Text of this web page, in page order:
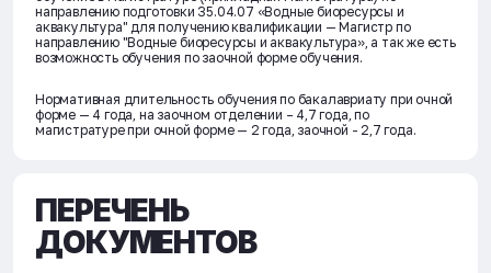
направлению подготовки 35.04.07 «Водные биоресурсы и
аквакультура" для получению квалификации — Магистр по
направлению "Водные биоресурсы и аквакультура», а так же есть
возможность обучения по заочной форме обучения.
Нормативная длительность обучения по бакалавриату при очной
форме — 4 года, на заочном отделении – 4,7 года, по
магистратуре при очной форме — 2 года, заочной - 2,7 года.
ПЕРЕЧЕНЬ
ДОКУМЕНТОВ